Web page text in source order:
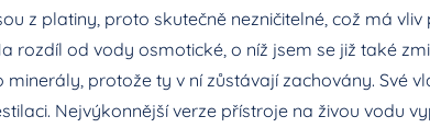
z platiny, proto skutečně nezničitelné, což má
rozdíl od vody osmotické, o níž jsem se již také
protože ty v ní zůstávají zachovány. Své
Nejvýkonnější verze přístroje na živou vodu